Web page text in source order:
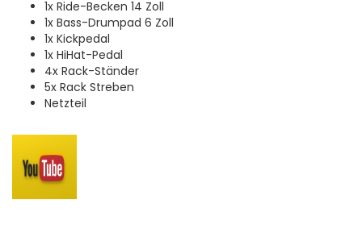
1x Ride-Becken 14 Zoll
1x Bass-Drumpad 6 Zoll
1x Kickpedal
1x HiHat-Pedal
4x Rack-Ständer
5x Rack Streben
Netzteil